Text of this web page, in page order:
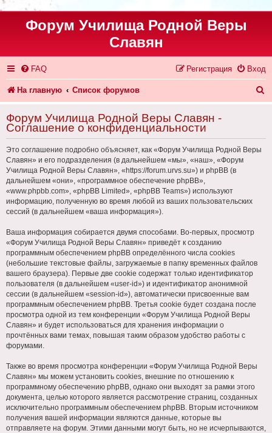
Форум Училища Родной Веры
Славян
FAQ Вход
Регистрация
На главную Список форумов
Форум Училища Родной Веры Славян -
Соглашение о конфиденциальности
Это соглашение подробно объясняет, как «Форум Училища Родной Веры
Славян» и его подразделения (в дальнейшем «мы», «наш», «Форум
Училища Родной Веры Славян», «https://forum.urvs.su») и phpBB (в
дальнейшем «они», «программное обеспечение phpBB»,
«www.phpbb.com», «phpBB Limited», «phpBB Teams») используют
информацию, полученную во время любой из ваших пользовательских
сессий (в дальнейшем «ваша информация»).
Ваша информация собирается двумя способами. Во-первых, просмотр
«Форум Училища Родной Веры Славян» приведёт к созданию
программным обеспечением phpBB определённого числа cookies
(небольшие текстовые файлы, загружаемые в папку временных файлов
вашего браузера). Первые две cookie содержат только идентификатор
пользователя (в дальнейшем «user-id») и идентификатор анонимной
сессии (в дальнейшем «session-id»), автоматически присвоенные вам
программным обеспечением phpBB. Третья cookie будет создана после
просмотра одной из тем конференции «Форум Училища Родной Веры
Славян» и будет использоваться для хранения информации о
прочтённых вами темах, повышая таким образом удобство работы с
форумами.
Также во время просмотра конференции «Форум Училища Родной Веры
Славян» мы можем установить cookies, внешние по отношению к
программному обеспечению phpBB, однако они выходят за рамки этого
документа, целью которого является рассмотрение страниц, созданных
исключительно программным обеспечением phpBB. Вторым источником
получения вашей информации являются данные, которые вы
отправляете на форум. Этими данными могут быть, но не исчерпываются,